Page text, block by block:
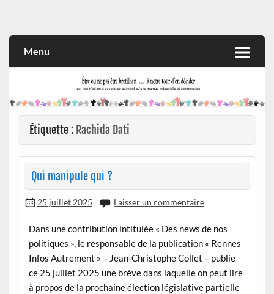
et commerciale
Menu
Étiquette : Rachida Dati
Qui manipule qui ?
25 juillet 2025 Laisser un commentaire
Dans une contribution intitulée « Des news de nos
politiques », le responsable de la publication « Rennes
Infos Autrement » – Jean-Christophe Collet – publie
ce 25 juillet 2025 une brève dans laquelle on peut lire
à propos de la prochaine élection législative partielle